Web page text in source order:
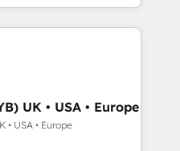
and Service Hubs. -
support, and
to convert, scale, and
Content Hub and
services and
visibility coverage
Gemini and
UK • USA • Europe
• USA • Europe